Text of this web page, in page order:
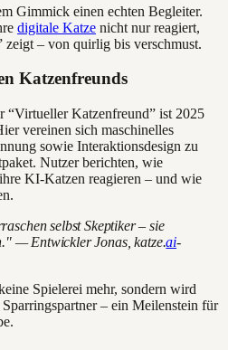
Gimmick einen echten Begleiter.
digitale Katze nicht nur reagiert,
zeigt – von quirlig bis verschmust.
Katzenfreunds
“Virtueller Katzenfreund” ist 2025
vereinen sich maschinelles
sowie Interaktionsdesign zu
Nutzer berichten, wie
KI-Katzen reagieren – und wie
selbst Skeptiker – sie
— Entwickler Jonas, katze.ai-
Spielerei mehr, sondern wird
– ein Meilenstein für